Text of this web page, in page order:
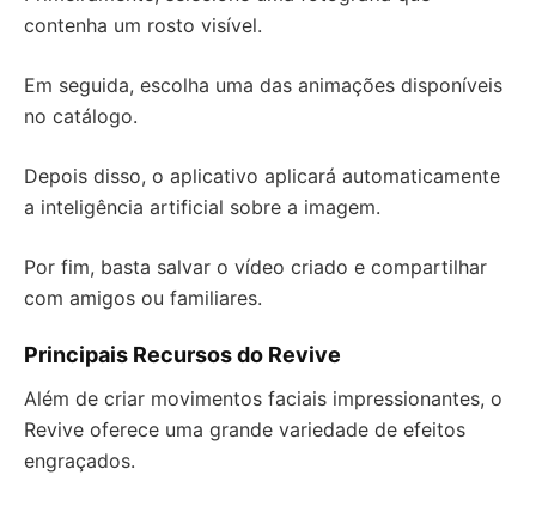
contenha um rosto visível.
Em seguida, escolha uma das animações disponíveis
no catálogo.
Depois disso, o aplicativo aplicará automaticamente
a inteligência artificial sobre a imagem.
Por fim, basta salvar o vídeo criado e compartilhar
com amigos ou familiares.
Principais Recursos do Revive
Além de criar movimentos faciais impressionantes, o
Revive oferece uma grande variedade de efeitos
engraçados.